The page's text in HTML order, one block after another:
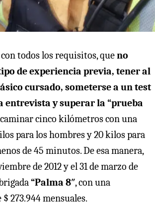
todos los requisitos, queno
de experiencia previa, tener al
cursado, someterse a un test
entrevista y superar la “prueba
cinco kilómetros con una
para los hombres y 20 kilos para
de 45 minutos. De esa manera,
de 2012 y el 31 de marzo de
“Palma 8″, con una
273.944 mensuales.